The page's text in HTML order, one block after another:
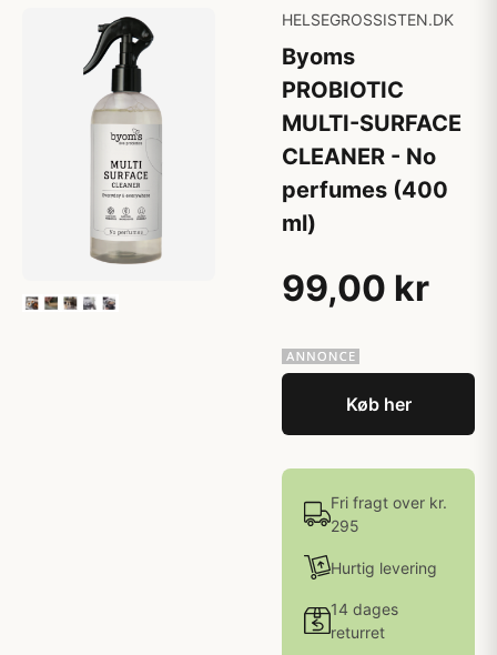
HELSEGROSSISTEN.DK
Byoms
PROBIOTIC
MULTI-SURFACE
CLEANER - No
perfumes (400
ml)
99,00 kr
Køb her
Fri fragt over kr.
295
Hurtig levering
14 dages
returret